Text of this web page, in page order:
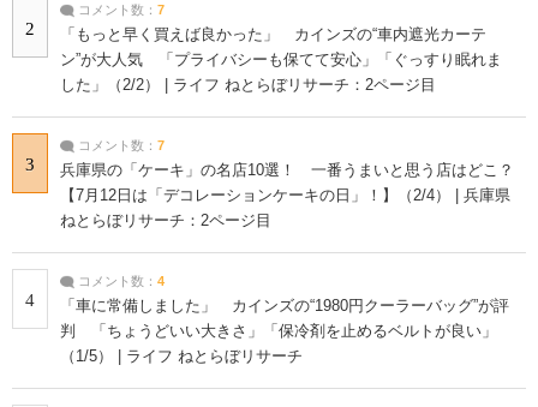
2
コメント数： 7
「もっと早く買えば良かった」 カインズの“車内遮光カーテ
ン”が大人気 「プライバシーも保てて安心」「ぐっすり眠れま
した」（2/2） | ライフ ねとらぼリサーチ：2ページ目
3
コメント数： 7
兵庫県の「ケーキ」の名店10選！ 一番うまいと思う店はどこ？
【7月12日は「デコレーションケーキの日」！】（2/4） | 兵庫県
ねとらぼリサーチ：2ページ目
4
コメント数： 4
「車に常備しました」 カインズの“1980円クーラーバッグ”が評
判 「ちょうどいい大きさ」「保冷剤を止めるベルトが良い」
（1/5） | ライフ ねとらぼリサーチ